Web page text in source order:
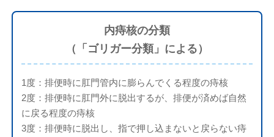
内痔核の分類
（「ゴリガー分類」による）
1度：排便時に肛門管内に膨らんでくる程度の痔核
2度：排便時に肛門外に脱出するが、排便が済めば自然
に戻る程度の痔核
3度：排便時に脱出し、指で押し込まないと戻らない痔